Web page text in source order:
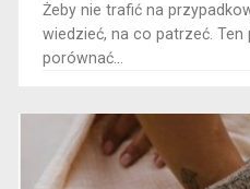
Żeby nie trafić na
wiedzieć, na co patrzeć.
porównać...